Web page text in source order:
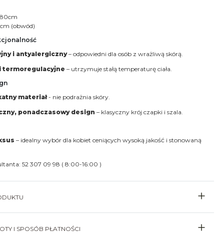
(obwód)
i antyalergiczny– odpowiedni dla osób z wrażliwą skórą.
termoregulacyjne – utrzymuje stałą temperaturę ciała.
materiał- nie podrażnia skóry.
ponadczasowy design – klasyczny krój czapki i szala.
– idealny wybór dla kobiet ceniących wysoką jakość i stonowaną
52 307 09 98 ( 8:00-16:00 )
I SPOSÓB PŁATNOŚCI